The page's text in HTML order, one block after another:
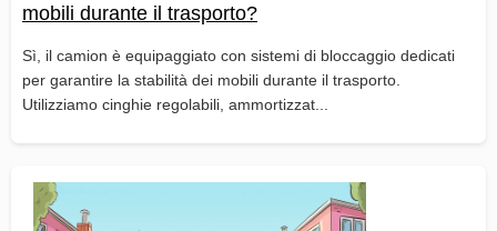
mobili durante il trasporto?
Sì, il camion è equipaggiato con sistemi di bloccaggio dedicati
per garantire la stabilità dei mobili durante il trasporto.
Utilizziamo cinghie regolabili, ammortizzat...